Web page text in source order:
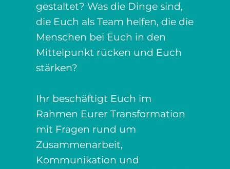
gestaltet? Was die Dinge sind,
die Euch als Team helfen, die die
Menschen bei Euch in den
Mittelpunkt rücken und Euch
stärken?
Ihr beschäftigt Euch im
Rahmen Eurer Transformation
mit Fragen rund um
Zusammenarbeit,
Kommunikation und